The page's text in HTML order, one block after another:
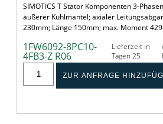
SIMOTICS T Stator Komponenten 3-
äußerer Kühlmantel; axialer
230mm; Länge 150mm; max. Moment
1FW6092-8PC10-
4FB3-Z R06
Lieferzeit in
Tagen 25
ZUR ANFRAGE